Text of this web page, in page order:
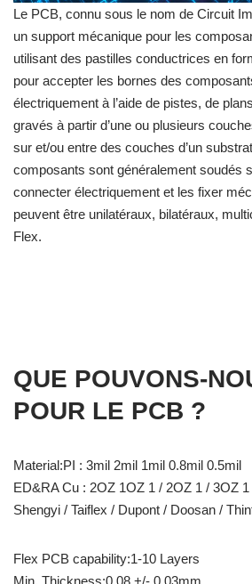
Le PCB, connu sous le nom de Circuit
un support mécanique pour les
utilisant des pastilles conductrices en
pour accepter les bornes des
électriquement à l’aide de pistes, de
gravés à partir d’une ou plusieurs
sur et/ou entre des couches d’un
composants sont généralement soudés
connecter électriquement et les fixer
peuvent être unilatéraux, bilatéraux,
Flex.
QUE POUVONS-
POUR LE PCB ?
Material:PI : 3mil 2mil 1mil 0.8mil 0.5mil
ED&RA Cu : 2OZ 1OZ 1 / 2OZ 1 / 3OZ
Shengyi / Taiflex / Dupont / Doosan /
Flex PCB capability:1-10 Layers